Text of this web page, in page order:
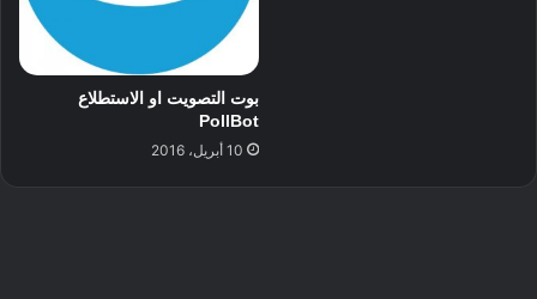
بوت التصويت او الاستطلاع
PollBot
10 أبريل، 2016